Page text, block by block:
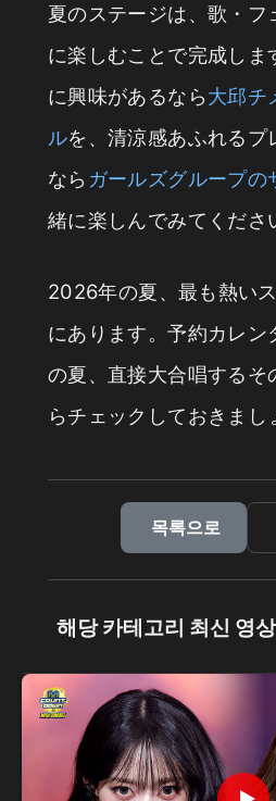
夏のステージは、歌・フ
に楽しむことで完成しま
に興味があるなら大邱チ
ルを、清涼感あふれるプ
なら ガールズグループの
緒に楽しんでみてくださ
2026年の夏、最も熱い
にあります。予約カレン
の夏、直接大合唱するそ
らチェックしておきまし
목록으로
해당 카테고리 최신 영상